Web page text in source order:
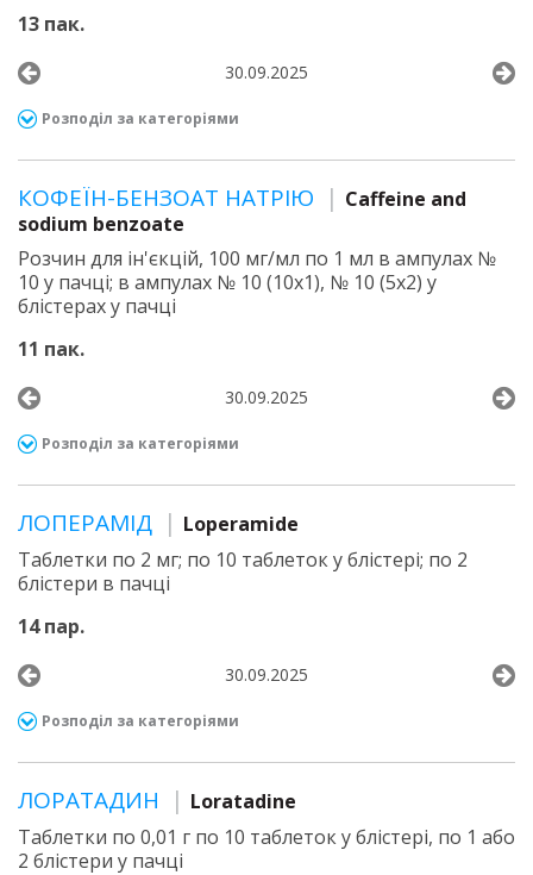
13 пак.
30.09.2025
Розподіл за категоріями
КОФЕЇН-БЕНЗОАТ НАТРІЮ
Caffeine and
sodium benzoate
Розчин для ін'єкцій, 100 мг/мл по 1 мл в ампулах №
10 у пачці; в ампулах № 10 (10х1), № 10 (5х2) у
блістерах у пачці
11 пак.
30.09.2025
Розподіл за категоріями
ЛОПЕРАМІД
Loperamide
Таблетки по 2 мг; по 10 таблеток у блістері; по 2
блістери в пачці
14 пар.
30.09.2025
Розподіл за категоріями
ЛОРАТАДИН
Loratadine
Таблетки по 0,01 г по 10 таблеток у блістері, по 1 або
2 блістери у пачці